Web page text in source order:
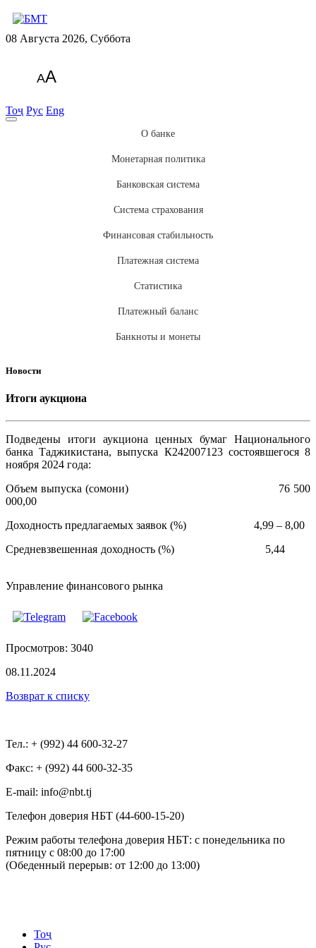
08 Августа 2026, Суббота
AA
Тоҷ Рус Eng
О банке
Монетарная политика
Банковская система
Система страхования
Финансовая стабильность
Платежная система
Статистика
Платежный баланс
Банкноты и монеты
Новости
Итоги аукциона
Подведены итоги аукциона ценных бумаг Национального
банка Таджикистана, выпуска К242007123 состоявшегося 8
ноября 2024 года:
Объем выпуска (сомони) 76 500
000,00
Доходность предлагаемых заявок (%) 4,99 – 8,00
Средневзвешенная доходность (%) 5,44
Управление финансового рынка
Просмотров: 3040
08.11.2024
Возврат к списку
Тел.: + (992) 44 600-32-27
Факс: + (992) 44 600-32-35
Е-mail: info@nbt.tj
Телефон доверия НБТ (44-600-15-20)
Режим работы телефона доверия НБТ: с понедельника по
пятницу с 08:00 до 17:00
(Обеденный перерыв: от 12:00 до 13:00)
Тоҷ